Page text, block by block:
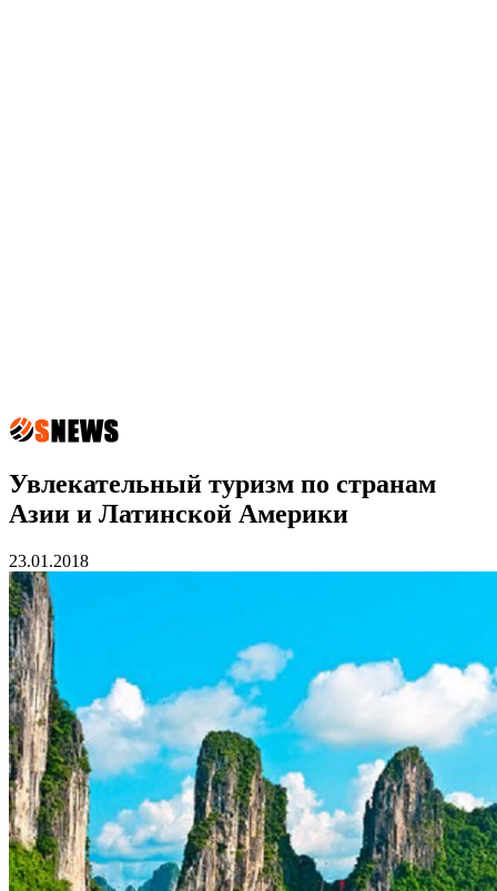
Увлекательный туризм по странам
Азии и Латинской Америки
23.01.2018